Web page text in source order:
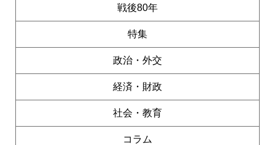
戦後80年
特集
政治・外交
経済・財政
社会・教育
コラム